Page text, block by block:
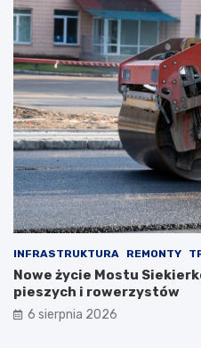
INFRASTRUKTURA REMONTY
Nowe życie Mostu
pieszych i rowerzystów
6 sierpnia 2026